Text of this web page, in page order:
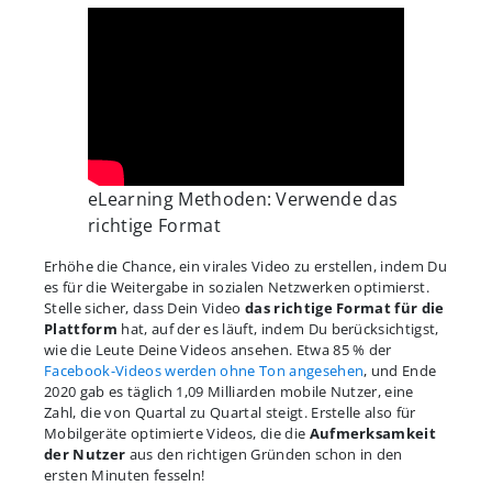
eLearning Methoden: Verwende das
richtige Format
Erhöhe die Chance, ein virales Video zu erstellen, indem Du
es für die Weitergabe in sozialen Netzwerken optimierst.
Stelle sicher, dass Dein Video das richtige Format für die
Plattform hat, auf der es läuft, indem Du berücksichtigst,
wie die Leute Deine Videos ansehen. Etwa 85 % der
Facebook-Videos werden ohne Ton angesehen, und Ende
2020 gab es täglich 1,09 Milliarden mobile Nutzer, eine
Zahl, die von Quartal zu Quartal steigt. Erstelle also für
Mobilgeräte optimierte Videos, die die Aufmerksamkeit
der Nutzer aus den richtigen Gründen schon in den
ersten Minuten fesseln!